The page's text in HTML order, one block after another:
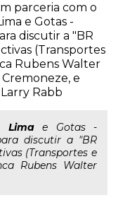
parceria com o
e Gotas -
discutir a "BR
(Transportes
Rubens Walter
e
Rabb
Lima e Gotas -
discutir a "BR
(Transportes e
Rubens Walter